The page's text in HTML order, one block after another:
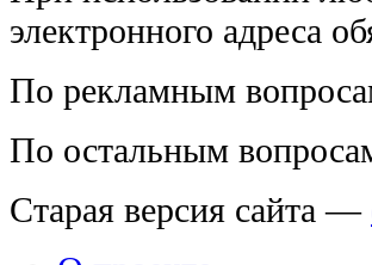
электронного адреса
По рекламным
По остальным
Старая версия сайта —